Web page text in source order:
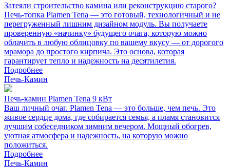
Затеяли строительство камина или реконструкцию старого?
Печь-топка Plamen Tena — это готовый, технологичный и не
перегруженный лишним дизайном модуль. Вы получаете
проверенную «начинку» будущего очага, которую можно
облачить в любую облицовку по вашему вкусу — от дорогого
мрамора до простого кирпича. Это основа, которая
гарантирует тепло и надежность на десятилетия.
Подробнее
Печь-Камин
Печь-камин Plamen Tena 9 кВт
Ваш личный очаг. Plamen Tena — это больше, чем печь. Это
живое сердце дома, где собирается семья, а пламя становится
лучшим собеседником зимним вечером. Мощный обогрев,
уютная атмосфера и надежность, на которую можно
положиться.
Подробнее
Печь-Камин